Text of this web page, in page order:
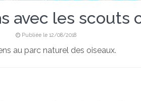
avec les scouts
Publiée le 12/08/2018
au parc naturel des oiseaux.